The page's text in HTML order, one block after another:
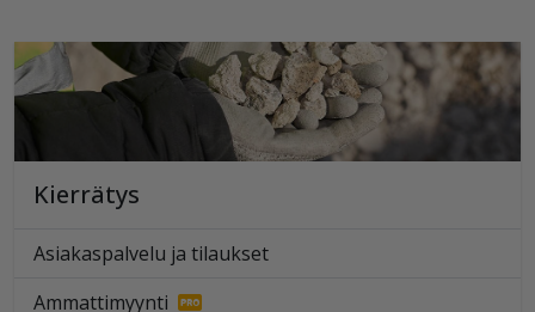
Kierrätys
Asiakaspalvelu ja tilaukset
Ammattimyynti